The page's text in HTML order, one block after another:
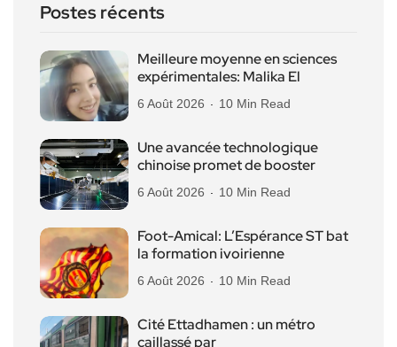
Postes récents
Meilleure moyenne en sciences
expérimentales: Malika El
6 Août 2026 10 Min Read
Une avancée technologique
chinoise promet de booster
6 Août 2026 10 Min Read
Foot-Amical: L’Espérance ST bat
la formation ivoirienne
6 Août 2026 10 Min Read
Cité Ettadhamen : un métro
caillassé par